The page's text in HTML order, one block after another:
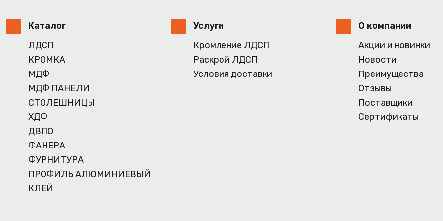
Каталог
ЛДСП
КРОМКА
МДФ
МДФ ПАНЕЛИ
СТОЛЕШНИЦЫ
ХДФ
ДВПО
ФАНЕРА
ФУРНИТУРА
ПРОФИЛЬ АЛЮМИНИЕВЫЙ
КЛЕЙ
Услуги
Кромление ЛДСП
Раскрой ЛДСП
Условия доставки
О компании
Акции и новинки
Новости
Преимущества
Отзывы
Поставщики
Сертификаты